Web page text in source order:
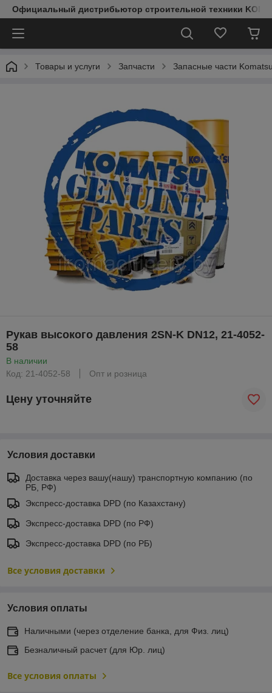
Официальный дистрибьютор строительной техники
Товары и услуги Запчасти Запасные части
Рукав высокого давления 2SN-K DN12, 21-4052-
58
В наличии
Код: 21-4052-58
Опт и розница
Цену уточняйте
Условия доставки
Доставка через вашу(нашу) транспортную компанию (по
РБ, РФ)
Экспресс-доставка DPD (по Казахстану)
Экспресс-доставка DPD (по РФ)
Экспресс-доставка DPD (по РБ)
Все условия доставки
Условия оплаты
Наличными (через отделение банка, для Физ. лиц)
Безналичный расчет (для Юр. лиц)
Все условия оплаты